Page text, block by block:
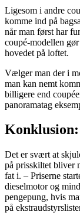
Ligesom i andre
komme ind på
når man først har
coupé-modellen
hovedet på loftet.
Vælger man der i
man kan nemt
billigere end
panoramatag
Konklusion:
Det er svært at
på prisskiltet bliver
fat i. – Priserne
dieselmotor og
pengepung, hvis
på